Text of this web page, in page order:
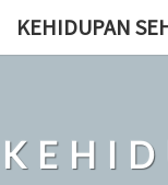
KEHIDUPAN